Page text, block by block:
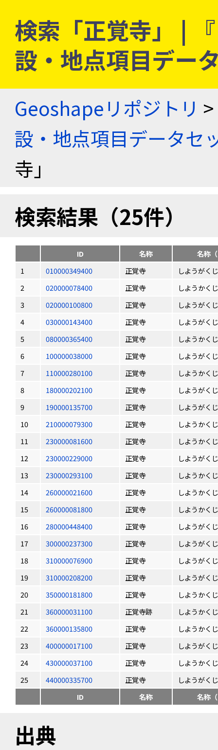
検索「正覚寺」 |
設・地点項目デー
Geoshapeリポジトリ >
設・地点項目データセ
寺」
検索結果（25件）
ID 名称
名称
1
010000349400 正覚寺
しようがくじ
2
020000078400 正覚寺
しようかくじ
3
020000100800 正覚寺
しようがくじ
4
030000143400 正覚寺
しようがくじ
5
080000365400 正覚寺
しようかくじ
6
100000038000 正覚寺
しようがくじ
7
110000280100 正覚寺
しようかくじ
8
180000202100 正覚寺
しようがくじ
9
190000135700 正覚寺
しようがくじ
10
210000079300 正覚寺
しようかくじ
11
230000081600 正覚寺
しようかくじ
12
230000229000 正覚寺
しようがくじ
13
230000293100 正覚寺
しようかくじ
14
260000021600 正覚寺
しようかくじ
15
260000081800 正覚寺
しようかくじ
16
280000448400 正覚寺
しようがくじ
17
300000237300 正覚寺
しようがくじ
18
310000076900 正覚寺
しようがくじ
19
310000208200 正覚寺
しようがくじ
20
350000181800 正覚寺
しようかくじ
21
360000031100 正覚寺跡
しようかく
22
360000135800 正覚寺
しようかくじ
23
400000017100 正覚寺
しようがくじ
24
430000037100 正覚寺
しようかくじ
25
440000335700 正覚寺
しようがくじ
ID
名称 名称
出典